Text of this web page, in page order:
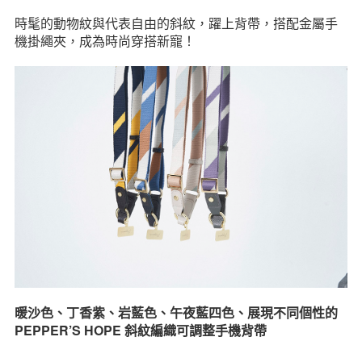
時髦的動物紋與代表自由的斜紋，躍上背帶，搭配金屬手
機掛繩夾，成為時尚穿搭新寵！
暖沙色、丁香紫、岩藍色、午夜藍四色、展現不同個性的
PEPPER’S HOPE 斜紋編織可調整手機背帶